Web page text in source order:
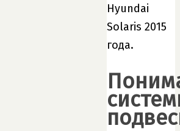
Hyundai
Solaris 2015
года.